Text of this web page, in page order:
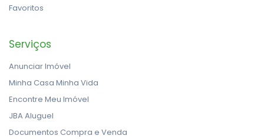
Favoritos
Serviços
Anunciar Imóvel
Minha Casa Minha Vida
Encontre Meu Imóvel
JBA Aluguel
Documentos Compra e Venda